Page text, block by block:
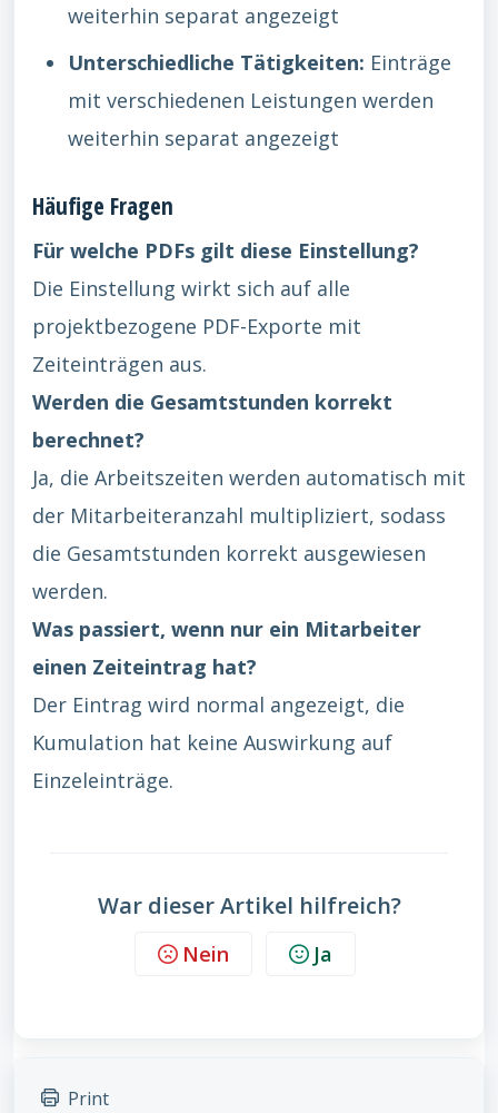
weiterhin separat angezeigt
Unterschiedliche Tätigkeiten: Einträge
mit verschiedenen Leistungen werden
weiterhin separat angezeigt
Häufige Fragen
Für welche PDFs gilt diese Einstellung?
Die Einstellung wirkt sich auf alle
projektbezogene PDF-Exporte mit
Zeiteinträgen aus.
Werden die Gesamtstunden korrekt
berechnet?
Ja, die Arbeitszeiten werden automatisch mit
der Mitarbeiteranzahl multipliziert, sodass
die Gesamtstunden korrekt ausgewiesen
werden.
Was passiert, wenn nur ein Mitarbeiter
einen Zeiteintrag hat?
Der Eintrag wird normal angezeigt, die
Kumulation hat keine Auswirkung auf
Einzeleinträge.
War dieser Artikel hilfreich?
Nein Ja
Print